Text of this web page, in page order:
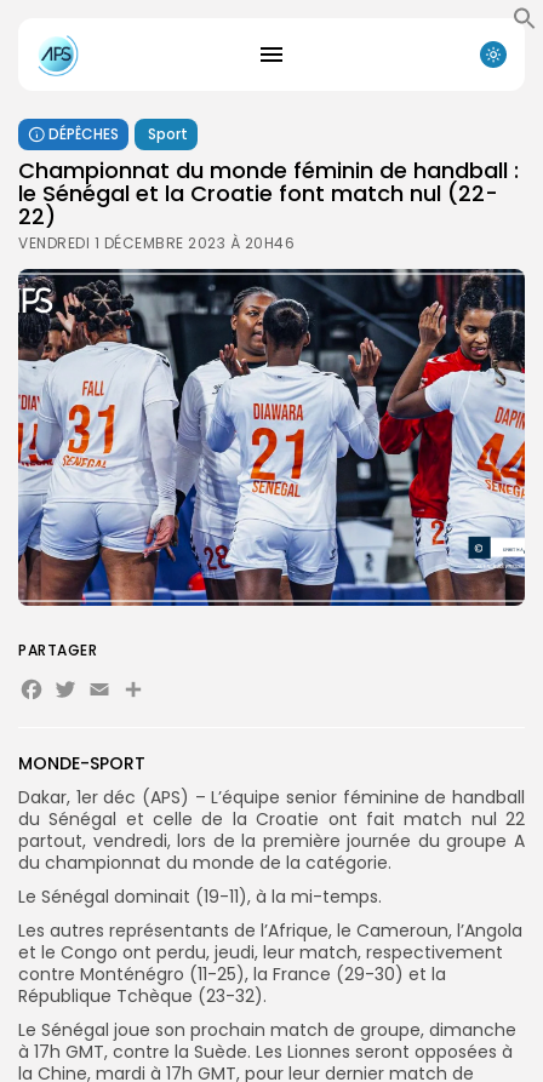
Search
for:
Search
Button
FR
DÉPÊCHES Sport
Championnat du monde féminin de handball :
le Sénégal et la Croatie font match nul (22-
22)
VENDREDI 1 DÉCEMBRE 2023 À 20H46
MONDE-SPORT
Dakar, 1er déc (APS) – L’équipe senior féminine de handball
du Sénégal et celle de la Croatie ont fait match nul 22
partout, vendredi, lors de la première journée du groupe A
du championnat du monde de la catégorie.
Le Sénégal dominait (19-11), à la mi-temps.
Les autres représentants de l’Afrique, le Cameroun, l’Angola
et le Congo ont perdu, jeudi, leur match, respectivement
contre Monténégro (11-25), la France (29-30) et la
République Tchèque (23-32).
Le Sénégal joue son prochain match de groupe, dimanche
à 17h GMT, contre la Suède. Les Lionnes seront opposées à
la Chine, mardi à 17h GMT, pour leur dernier match de
PARTAGER
Facebook
Twitter
EmailPartager